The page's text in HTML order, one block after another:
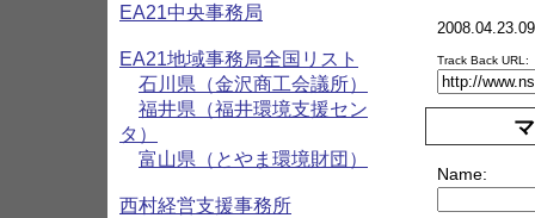
Track Back URL:
Name:
EA21中央事務局
EA21地域事務局全国リスト
石川県（金沢商工会議所）
福井県（福井環境支援セン
タ）
富山県（とやま環境財団）
西村経営支援事務所